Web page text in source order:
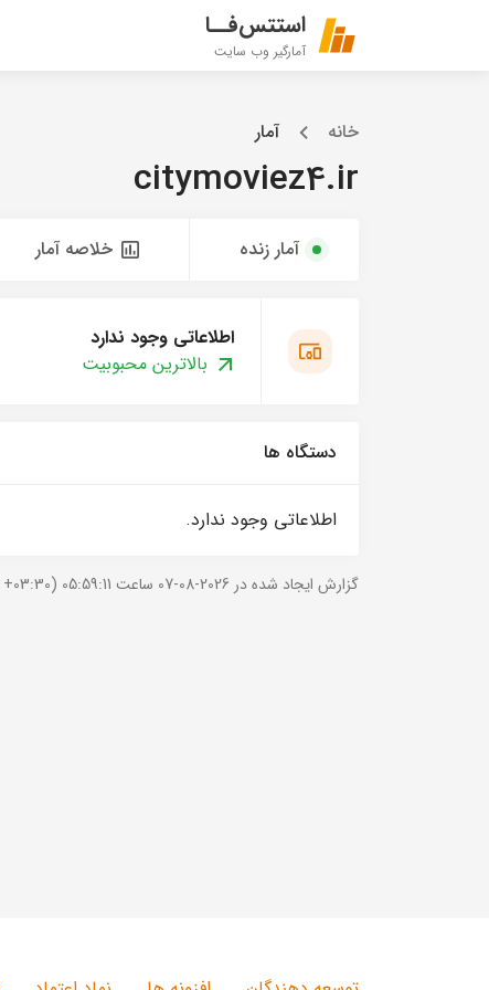
استتس‌فــا
آمارگیر وب سایت
خانه آمار
citymoviez4.ir
آمار زنده خلاصه آمار
اطلاعاتی وجود ندارد
بالاترین محبوبیت
دستگاه ها
اطلاعاتی وجود ندارد.
گزارش ایجاد شده در 2026-08-07 ساعت 05:59:11 (UTC +03:30).